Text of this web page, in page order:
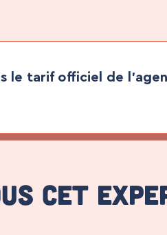
le tarif officiel de
cet